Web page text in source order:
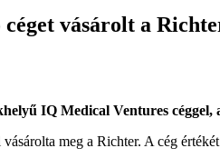
vásárolt a
IQ Medical Ventures
meg a Richter. A cég